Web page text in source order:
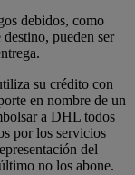
debidos, como
pueden ser
su crédito con
en nombre de un
a DHL todos
por los servicios
del
no los abone.